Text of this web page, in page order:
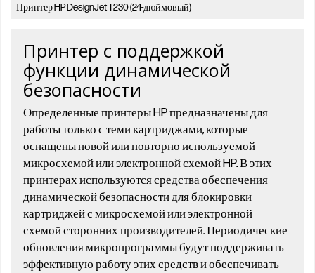
Принтер HP DesignJet T230 (24-дюймовый)
Принтер с поддержкой
функции динамической
безопасности
Определенные принтеры HP предназначены для
работы только с теми картриджами, которые
оснащены новой или повторно используемой
микросхемой или электронной схемой HP. В этих
принтерах используются средства обеспечения
динамической безопасности для блокировки
картриджей с микросхемой или электронной
схемой сторонних производителей. Периодические
обновления микропрограммы будут поддерживать
эффективную работу этих средств и обеспечивать